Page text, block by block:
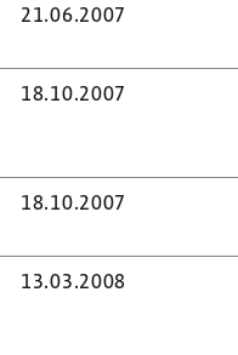
21.06.2007
18.10.2007
18.10.2007
13.03.2008